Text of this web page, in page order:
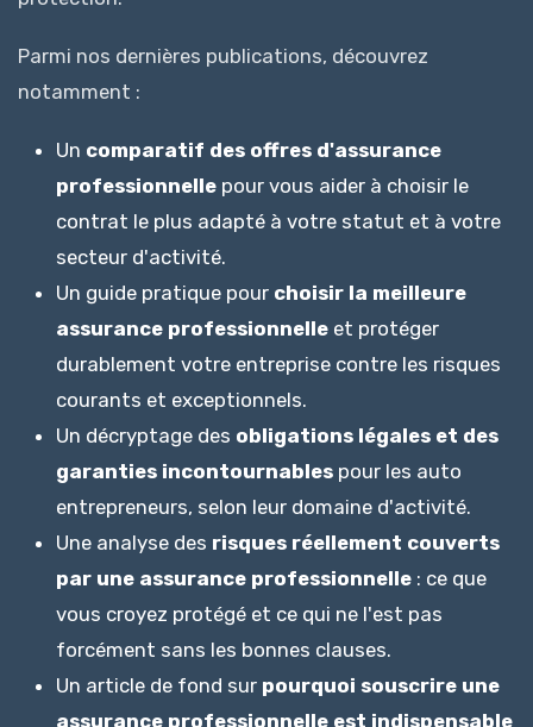
Parmi nos dernières publications, découvrez
notamment :
Un comparatif des offres d'assurance
professionnelle pour vous aider à choisir le
contrat le plus adapté à votre statut et à votre
secteur d'activité.
Un guide pratique pour choisir la meilleure
assurance professionnelle et protéger
durablement votre entreprise contre les risques
courants et exceptionnels.
Un décryptage des obligations légales et des
garanties incontournables pour les auto
entrepreneurs, selon leur domaine d'activité.
Une analyse des risques réellement couverts
par une assurance professionnelle : ce que
vous croyez protégé et ce qui ne l'est pas
forcément sans les bonnes clauses.
Un article de fond sur pourquoi souscrire une
assurance professionnelle est indispensable